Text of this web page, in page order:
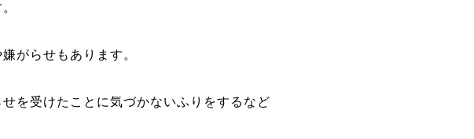
がらせもあります。
を受けたことに気づかないふりをするなど